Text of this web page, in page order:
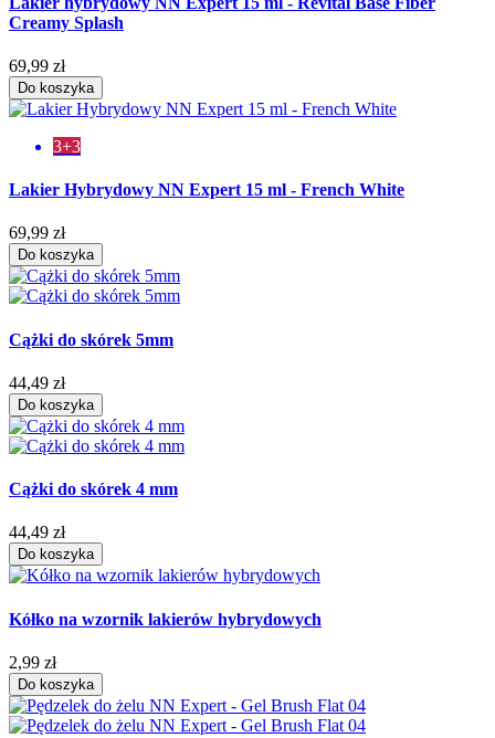
Creamy Splash
69,99 zł
Do koszyka
3+3
Lakier Hybrydowy NN Expert 15 ml - French White
69,99 zł
Do koszyka
Cążki do skórek 5mm
44,49 zł
Do koszyka
Cążki do skórek 4 mm
44,49 zł
Do koszyka
Kółko na wzornik lakierów hybrydowych
2,99 zł
Do koszyka